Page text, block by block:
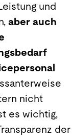
und
aber auch
nicht
es wichtig,
der